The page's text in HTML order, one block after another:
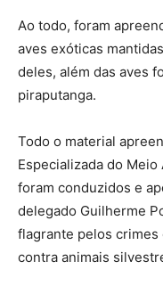
Ao todo, foram
aves exóticas
deles, além das aves
piraputanga.
Todo o material
Especializada do
foram conduzidos e
delegado Guilherme
flagrante pelos
contra animais